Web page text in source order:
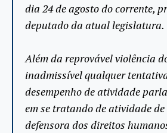
dia 24 de agosto do corrente,
deputado da atual legislatura.
Além da reprovável violência
inadmissível qualquer
desempenho de atividade
em se tratando de atividade
defensora dos direitos